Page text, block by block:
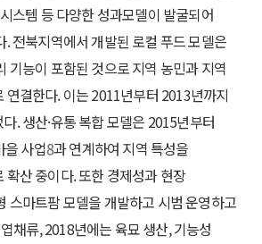
스템 등 다양한 성과모델이 발굴되어
. 전북지역에서 개발된 로컬 푸드 모델은
기능이 포함된 것으로 지역 농민과 지역
연결한다. 이는 2011년부터 2013년까지
. 생산·유통 복합 모델은 2015년부터
을 사업8과 연계하여 지역 특성을
확산 중이다. 또한 경제성과 현장
스마트팜 모델을 개발하고 시범 운영하고
채류, 2018년에는 육묘 생산, 기능성